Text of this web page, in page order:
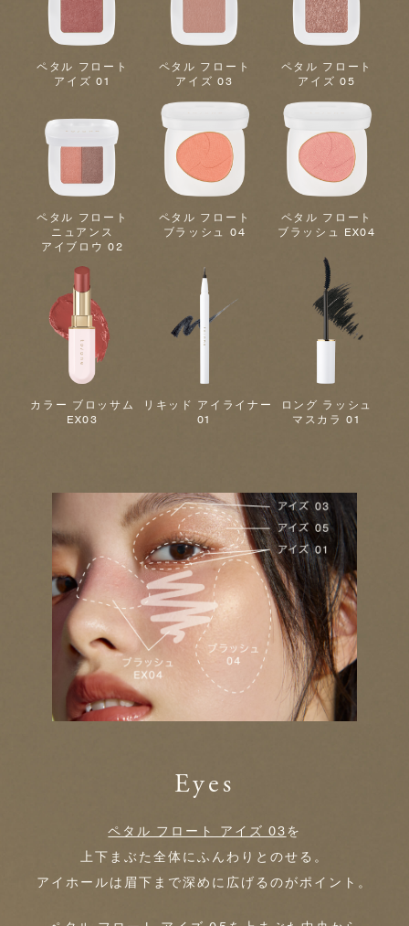
ペタル フロート
アイズ 01
ペタル フロート
アイズ 03
ペタル フロート
アイズ 05
ペタル フロート
ニュアンス
アイブロウ 02
ペタル フロート
ブラッシュ 04
ペタル フロート
ブラッシュ EX04
カラー ブロッサム
EX03
リキッド アイライナー
01
ロング ラッシュ
マスカラ 01
Eyes
ペタル フロート アイズ 03を
上下まぶた全体にふんわりとのせる。
アイホールは眉下まで深めに広げるのがポイント。